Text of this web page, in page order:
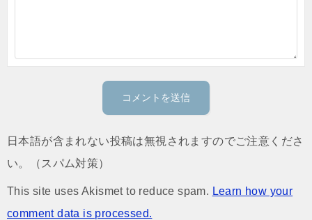
日本語が含まれない投稿は無視されますのでご注意くださ
い。（スパム対策）
This site uses Akismet to reduce spam. Learn how your
comment data is processed.